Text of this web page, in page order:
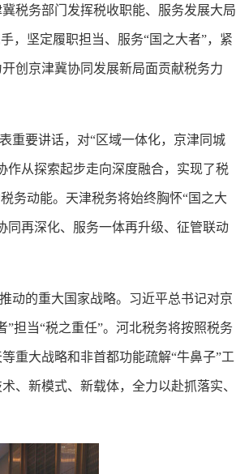
税务部门发挥税收职能、服务发展大局
，坚定履职担当、服务“国之大者”，紧
创京津冀协同发展新局面贡献税务力
要讲话，对“区域一体化，京津同城
作从探索起步走向深度融合，实现了税
务动能。天津税务将始终胸怀“国之大
同再深化、服务一体再升级、征管联动
的重大国家战略。习近平总书记对京
担当“税之重任”。河北税务将按照税务
重大战略和非首都功能疏解“牛鼻子”工
、新模式、新载体，全力以赴抓落实、